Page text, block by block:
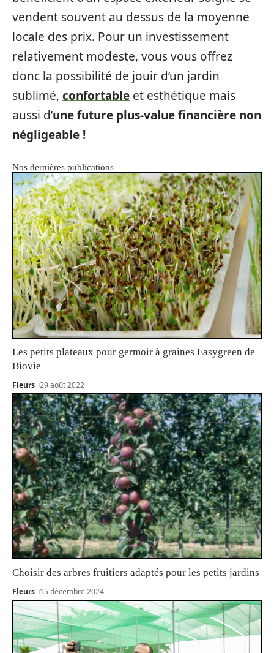
vendent souvent au dessus de la moyenne
locale des prix. Pour un investissement
relativement modeste, vous vous offrez
donc la possibilité de jouir d’un jardin
sublimé, confortable et esthétique mais
aussi d’une future plus-value financière non
négligeable !
Nos dernières publications
Les petits plateaux pour germoir à graines Easygreen de
Biovie
Fleurs 29 août 2022
Choisir des arbres fruitiers adaptés pour les petits jardins
Fleurs 15 décembre 2024